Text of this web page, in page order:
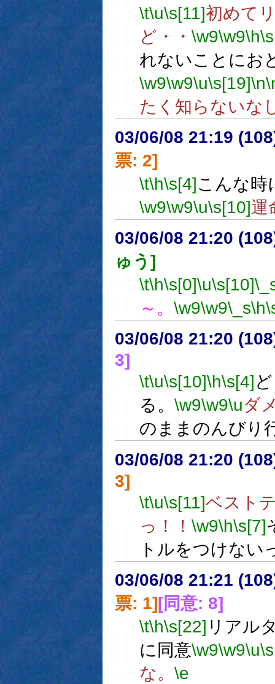
\t\u\s[11]初めて
ど・・ \w9\w9\h
れないことにお
\w9\w9\u\s[19]\n
たく知らないな
03/06/08 21:19
票: 2]
\t\h\s[4]こんな時
\w9\w9\u\s[10]運
03/06/08 21:20
ゅう]
\t\h\s[0]\u\s[10]
～。 \w9\w9\_s\h
03/06/08 21:20
3]
\t\u\s[10]\h\s[4]
る。 \w9\w9\uダ
のままのんびり
03/06/08 21:20
3]
\t\u\s[11]ベスト
っ！！ \w9\h\s[7]
トルをつけない
03/06/08 21:21
票: 1][同意: 8]
\t\h\s[22] リアル
に同意\w9\w9\u
な。 \e